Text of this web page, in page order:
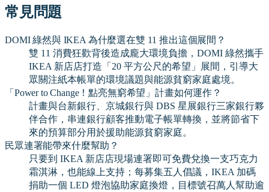
常見問題
DOMI 綠然與 IKEA 為什麼選在雙 11 推出這個展間？
雙 11 消費狂歡背後造成龐大環境負擔，DOMI 綠然攜手
IKEA 新店店打造「20 平方公尺的希望」展間，引導大
眾關注紙本帳單的環境議題與能源貧窮家庭處境。
「Power to Change！點亮無窮希望」計畫如何運作？
計畫與台新銀行、京城銀行與 DBS 星展銀行三家銀行夥
伴合作，串連銀行顧客推動電子帳單轉換，並將節省下
來的預算部分用於援助能源貧窮家庭。
民眾連署能帶來什麼幫助？
只要到 IKEA 新店店現場連署即可免費兌換一支巧克力
霜淇淋，也能線上支持；每募集五人倡議，IKEA 加碼
捐助一個 LED 燈泡協助家庭換燈，目標號召萬人幫助逾